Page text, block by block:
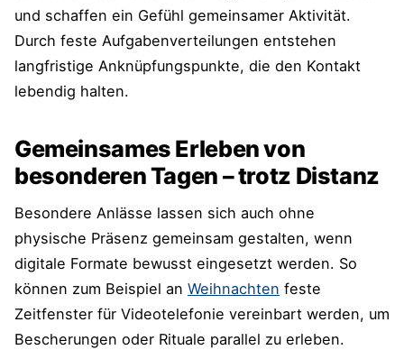
und schaffen ein Gefühl gemeinsamer Aktivität.
Durch feste Aufgabenverteilungen entstehen
langfristige Anknüpfungspunkte, die den Kontakt
lebendig halten.
Gemeinsames Erleben von
besonderen Tagen – trotz Distanz
Besondere Anlässe lassen sich auch ohne
physische Präsenz gemeinsam gestalten, wenn
digitale Formate bewusst eingesetzt werden. So
können zum Beispiel an Weihnachten feste
Zeitfenster für Videotelefonie vereinbart werden, um
Bescherungen oder Rituale parallel zu erleben.